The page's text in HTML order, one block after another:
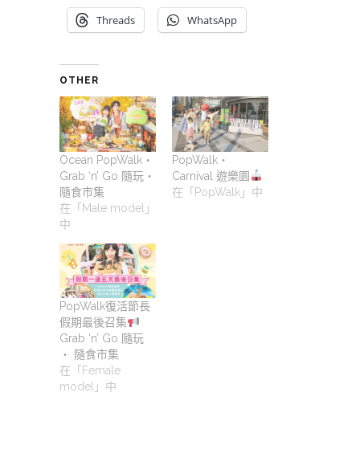
Threads WhatsApp
OTHER
Ocean PopWalk・
Grab ‘n’ Go 隨玩‧
隨食市集
在「Male model」
中
PopWalk・
Carnival 遊樂園
在「PopWalk」中
PopWalk復活節長
假期最後召集
Grab ‘n’ Go 隨玩
‧ 隨食市集
在「Female
model」中